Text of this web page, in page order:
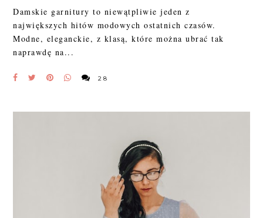
Damskie garnitury to niewątpliwie jeden z
największych hitów modowych ostatnich czasów.
Modne, eleganckie, z klasą, które można ubrać tak
naprawdę na...
28